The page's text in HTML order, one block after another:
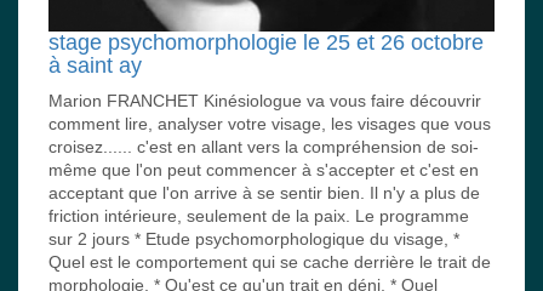
stage psychomorphologie le 25 et 26 octobre
à saint ay
Marion FRANCHET Kinésiologue va vous faire découvrir
comment lire, analyser votre visage, les visages que vous
croisez...... c'est en allant vers la compréhension de soi-
même que l'on peut commencer à s'accepter et c'est en
acceptant que l'on arrive à se sentir bien. Il n'y a plus de
friction intérieure, seulement de la paix. Le programme
sur 2 jours * Etude psychomorphologique du visage, *
Quel est le comportement qui se cache derrière le trait de
morphologie, * Qu'est ce qu'un trait en déni, * Quel